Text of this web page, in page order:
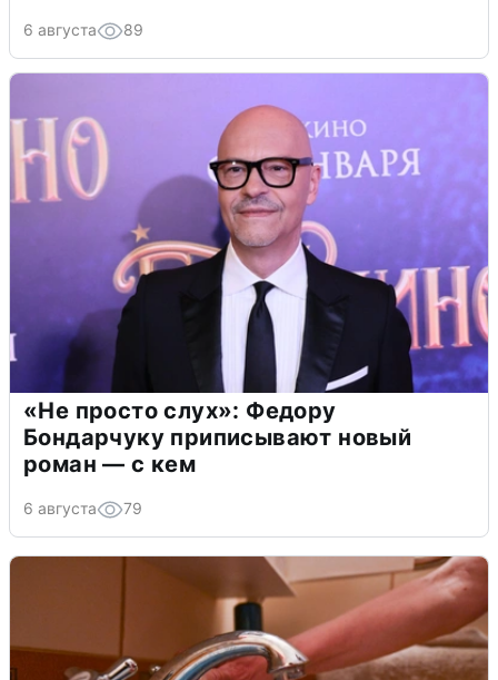
6 августа 89
«Не просто слух»: Федору
Бондарчуку приписывают новый
роман — с кем
6 августа 79